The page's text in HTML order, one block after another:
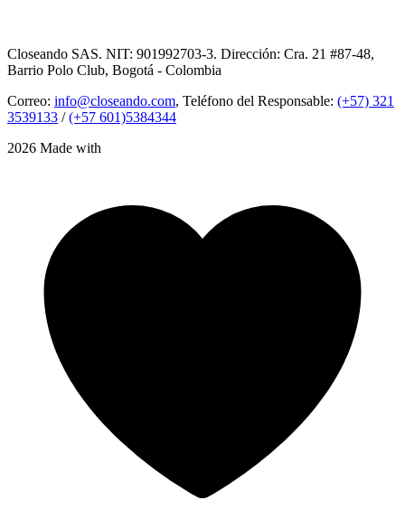
Closeando SAS. NIT: 901992703-3. Dirección: Cra. 21 #87-48,
Barrio Polo Club, Bogotá - Colombia
Correo: info@closeando.com, Teléfono del Responsable: (+57) 321
3539133 /(+57 601)5384344
2026 Made with